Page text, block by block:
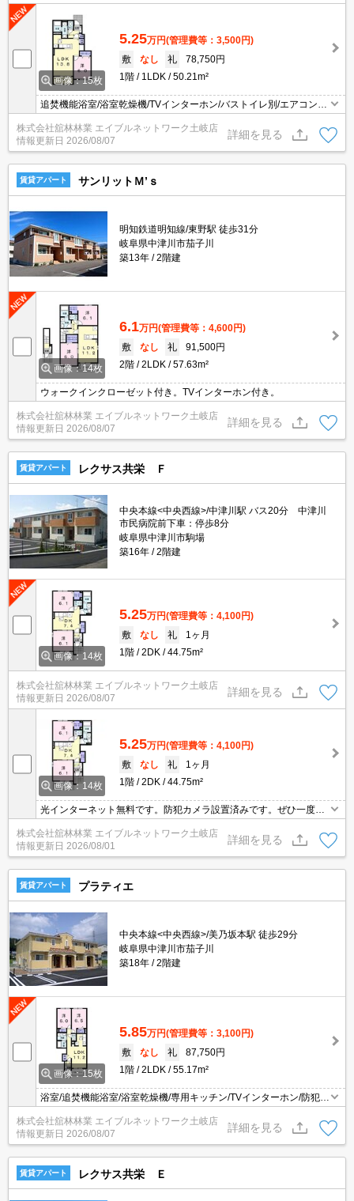
独立/専用ゴミ置き場/給湯/シャワー/
画像：15枚
5.25万円(管理費等：3,500円)
敷
なし 礼
78,750円
1階
1LDK 50.21m²
追焚機能浴室/浴室乾燥機/TVインターホン/バストイレ別/エアコン2
台/シャワー付洗面台/温水洗浄便座/対面式キッチン/床下収納/シュー
ズボックス/24時間換気/オートバス/複層ガラス/クロゼット/洗濯機置
場（室内）/洗面所独立/専用ゴミ置き場/シャッター/24時間管理/電子
キー/サンルーム/BS/CS
株式会社舘林林業 エイブルネットワーク土岐店
情報更新日 2026/08/07
詳細を見る
賃貸アパート サンリットＭ’ｓ
明知鉄道明知線/東野駅 徒歩31分
岐阜県中津川市茄子川
築13年
2階建
画像：14枚
6.1万円(管理費等：4,600円)
敷
なし 礼
91,500円
2階
2LDK 57.63m²
ウォークインクローゼット付き。TVインターホン付き。
株式会社舘林林業 エイブルネットワーク土岐店
情報更新日 2026/08/07
詳細を見る
賃貸アパート レクサス共栄 Ｆ
中央本線<中央西線>/中津川駅 バス20分 中津川
市民病院前下車：停歩8分
岐阜県中津川市駒場
築16年
2階建
画像：14枚
5.25万円(管理費等：4,100円)
敷
なし 礼
1ヶ月
1階
2DK 44.75m²
株式会社舘林林業 エイブルネットワーク土岐店
情報更新日 2026/08/07
詳細を見る
画像：14枚
5.25万円(管理費等：4,100円)
敷
なし 礼
1ヶ月
1階
2DK 44.75m²
光インターネット無料です。防犯カメラ設置済みです。ぜひ一度ご
覧ください。
株式会社舘林林業 エイブルネットワーク土岐店
情報更新日 2026/08/01
詳細を見る
賃貸アパート プラティエ
中央本線<中央西線>/美乃坂本駅 徒歩29分
岐阜県中津川市茄子川
築18年
2階建
画像：15枚
5.85万円(管理費等：3,100円)
敷
なし 礼
87,750円
1階
2LDK 55.17m²
浴室/追焚機能浴室/浴室乾燥機/専用キッチン/TVインターホン/防犯カ
メラ/バストイレ別/エアコン/シャワー付洗面台/温水洗浄便座/プロパ
ンガス/浄水器/シューズボックス/フローリング/オートバス/クロゼッ
ト/全居室収納/洗濯機置場（室内）/洗面所独立/給湯/シャワー/バルコ
ニー/角住戸/最上階/2階以上/24時間管理
株式会社舘林林業 エイブルネットワーク土岐店
情報更新日 2026/08/07
詳細を見る
賃貸アパート レクサス共栄 Ｅ